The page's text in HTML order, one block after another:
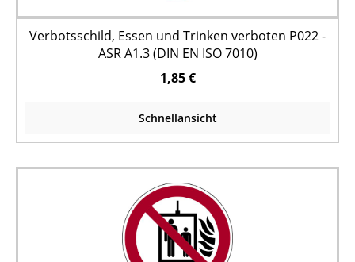
Verbotsschild, Essen und Trinken verboten P022 -
ASR A1.3 (DIN EN ISO 7010)
1,85 €
Schnellansicht